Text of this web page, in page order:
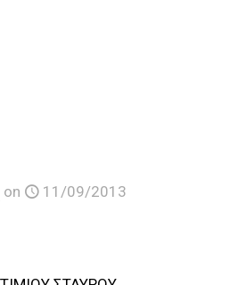
on 11/09/2013